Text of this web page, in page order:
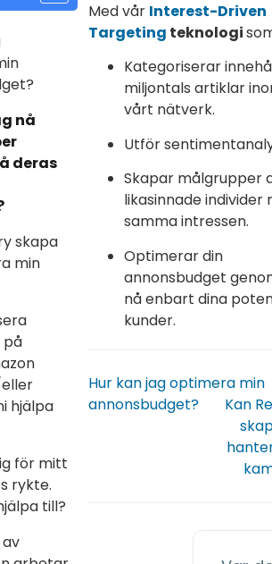
nå
deras
skapa
min
på
hjälpa
för mitt
rykte.
till?
Med vår Interest-Driven
Targeting teknologi
Kategoriserar
miljontals artiklar
vårt nätverk.
Utför
Skapar målgrupper
likasinnade individer
samma intressen.
Optimerar din
annonsbudget
nå enbart dina
kunder.
Hur kan jag optimera min
annonsbudget?
Kan